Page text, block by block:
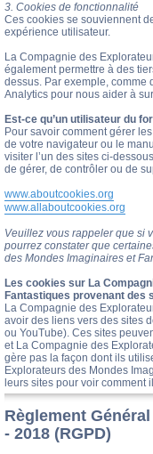
3. Cookies de fonctionnalité
Ces cookies se souviennent
expérience utilisateur.
La Compagnie des
également permettre à des
dessus. Par exemple, comme
Analytics pour nous aider à
Est-ce qu’un utilisateur du
Pour savoir comment gérer
de votre navigateur ou le
visiter l’un des sites ci-
de gérer, de contrôler ou de
www.aboutcookies.org
www.allaboutcookies.org
Veuillez vous rappeler que si
pourrez constater que
des Mondes Imaginaires et
Les cookies sur La
Fantastiques provenant des
La Compagnie des
avoir des liens vers des sites
ou YouTube). Ces sites
et La Compagnie des
gère pas la façon dont ils
Explorateurs des Mondes
leurs sites pour voir comment
Règlement
- 2018 (RGPD)